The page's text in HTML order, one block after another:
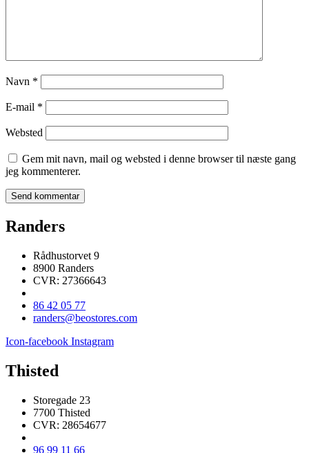
Navn *
E-mail *
Websted
Gem mit navn, mail og websted i denne browser til næste gang
jeg kommenterer.
Randers
Rådhustorvet 9
8900 Randers
CVR: 27366643
86 42 05 77
randers@beostores.com
Icon-facebook Instagram
Thisted
Storegade 23
7700 Thisted
CVR: 28654677
96 99 11 66